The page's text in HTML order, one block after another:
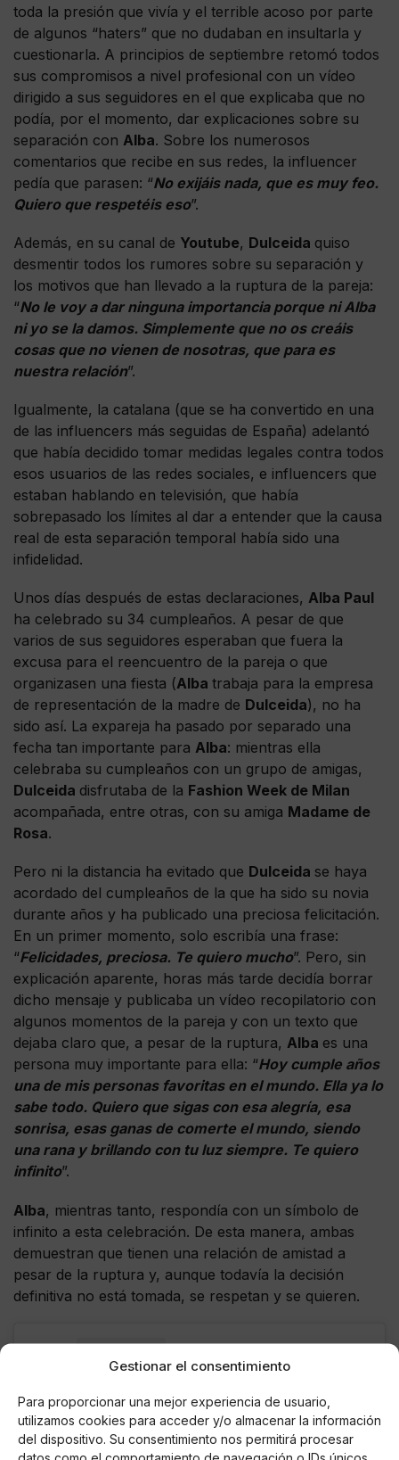
Gestionar el consentimiento
Para proporcionar una mejor experiencia de usuario,
utilizamos cookies para acceder y/o almacenar la información
del dispositivo. Su consentimiento nos permitirá procesar
toda la presión que vivía y el terrible acoso por parte
de algunos “haters” que no dudaban en insultarla y
cuestionarla. A principios de septiembre retomó todos
sus compromisos a nivel profesional con un vídeo
dirigido a sus seguidores en el que explicaba que no
podía, por el momento, dar explicaciones sobre su
separación con Alba. Sobre los numerosos
comentarios que recibe en sus redes, la influencer
pedía que parasen: “No exijáis nada, que es muy feo.
Quiero que respetéis eso”.
Además, en su canal de Youtube, Dulceida quiso
desmentir todos los rumores sobre su separación y
los motivos que han llevado a la ruptura de la pareja:
“No le voy a dar ninguna importancia porque ni Alba
ni yo se la damos. Simplemente que no os creáis
cosas que no vienen de nosotras, que para es
nuestra relación”.
Igualmente, la catalana (que se ha convertido en una
de las influencers más seguidas de España) adelantó
que había decidido tomar medidas legales contra todos
esos usuarios de las redes sociales, e influencers que
estaban hablando en televisión, que había
sobrepasado los límites al dar a entender que la causa
real de esta separación temporal había sido una
infidelidad.
Unos días después de estas declaraciones, Alba Paul
ha celebrado su 34 cumpleaños. A pesar de que
varios de sus seguidores esperaban que fuera la
excusa para el reencuentro de la pareja o que
organizasen una fiesta (Alba trabaja para la empresa
de representación de la madre de Dulceida), no ha
sido así. La expareja ha pasado por separado una
fecha tan importante para Alba: mientras ella
celebraba su cumpleaños con un grupo de amigas,
Dulceida disfrutaba de la Fashion Week de Milan
acompañada, entre otras, con su amiga Madame de
Rosa.
Pero ni la distancia ha evitado que Dulceida se haya
acordado del cumpleaños de la que ha sido su novia
durante años y ha publicado una preciosa felicitación.
En un primer momento, solo escribía una frase:
“Felicidades, preciosa. Te quiero mucho”. Pero, sin
explicación aparente, horas más tarde decidía borrar
dicho mensaje y publicaba un vídeo recopilatorio con
algunos momentos de la pareja y con un texto que
dejaba claro que, a pesar de la ruptura, Alba es una
persona muy importante para ella: “Hoy cumple años
una de mis personas favoritas en el mundo. Ella ya lo
sabe todo. Quiero que sigas con esa alegría, esa
sonrisa, esas ganas de comerte el mundo, siendo
una rana y brillando con tu luz siempre. Te quiero
infinito”.
Alba, mientras tanto, respondía con un símbolo de
infinito a esta celebración. De esta manera, ambas
demuestran que tienen una relación de amistad a
pesar de la ruptura y, aunque todavía la decisión
definitiva no está tomada, se respetan y se quieren.